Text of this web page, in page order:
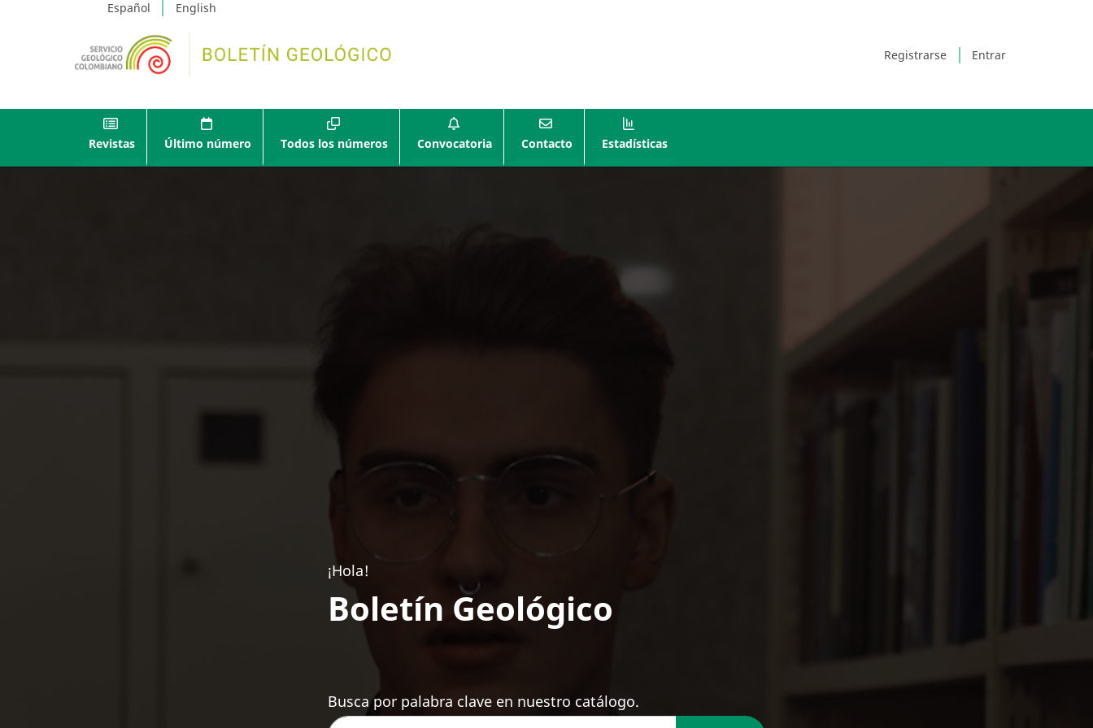
Español English
Registrarse Entrar
Revistas Último número Todos los números Convocatoria Contacto Estadísticas
¡Hola!
Boletín Geológico
Busca por palabra clave en nuestro catálogo.